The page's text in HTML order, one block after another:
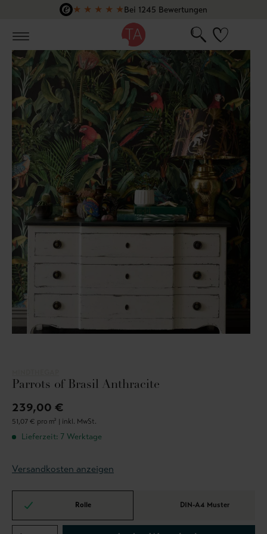
Zum Hauptinhalt springen
★ ★ ★ ★ ★Bei 1245 Bewertungen
Parrots of Brasil Anthracite
239,00 €
51,07 € pro m² | inkl. MwSt.
Lieferzeit: 7 Werktage
Versandkosten anzeigen
Rolle DIN-A4 Muster